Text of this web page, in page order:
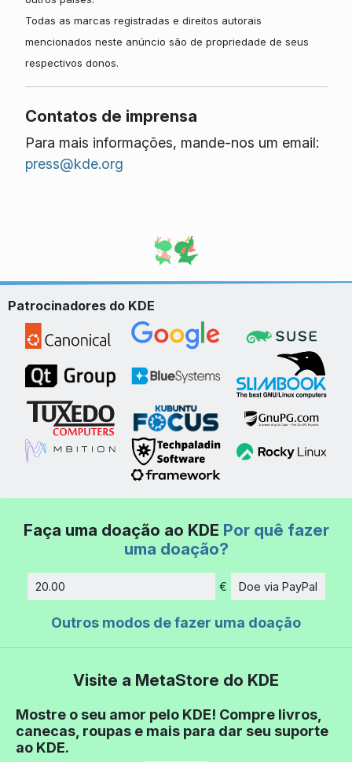
Todas as marcas registradas e direitos autorais
mencionados neste anúncio são de propriedade de seus
respectivos donos.
Contatos de imprensa
Para mais informações, mande-nos um email:
press@kde.org
Patrocinadores do KDE
Faça uma doação ao KDE Por quê fazer
uma doação?
Quantidade
€ Doe via PayPal
Outros modos de fazer uma doação
Visite a MetaStore do KDE
Mostre o seu amor pelo KDE! Compre livros,
canecas, roupas e mais para dar seu suporte
ao KDE.